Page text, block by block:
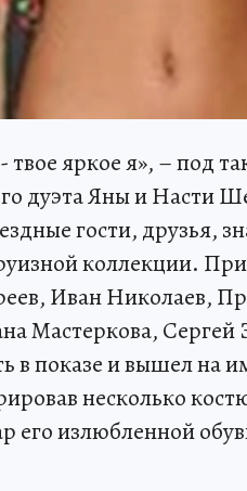
твое яркое я», – под
дуэта Яны и Насти
гости, друзья,
коллекции.
Иван Николаев,
Мастеркова,
в показе и вышел
несколько
его излюбленной